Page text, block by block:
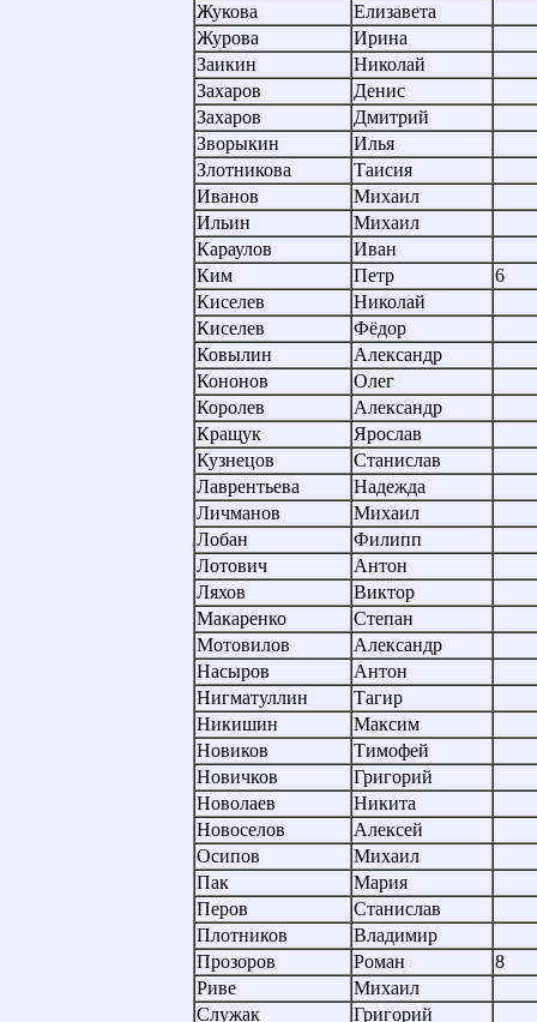
Жукова
Елизавета
Журова
Ирина
Заикин
Николай
Захаров
Денис
Захаров
Дмитрий
Зворыкин
Илья
Злотникова
Таисия
Иванов
Михаил
Ильин
Михаил
Караулов
Иван
Ким
Петр
6
Киселев
Николай
Киселев
Фёдор
Ковылин
Александр
Кононов
Олег
Королев
Александр
Кращук
Ярослав
Кузнецов
Станислав
Лаврентьева
Надежда
Личманов
Михаил
Лобан
Филипп
Лотович
Антон
Ляхов
Виктор
Макаренко
Степан
Мотовилов
Александр
Насыров
Антон
Нигматуллин
Тагир
Никишин
Максим
Новиков
Тимофей
Новичков
Григорий
Новолаев
Никита
Новоселов
Алексей
Осипов
Михаил
Пак
Мария
Перов
Станислав
Плотников
Владимир
Прозоров
Роман
8
Риве
Михаил
Служак
Григорий